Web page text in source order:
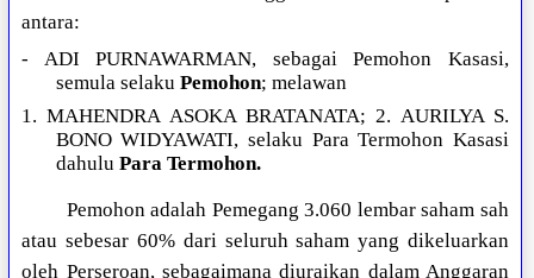
antara:
- ADI PURNAWARMAN, sebagai Pemohon Kasasi,
semula selaku Pemohon; melawan
1. MAHENDRA ASOKA BRATANATA; 2. AURILYA S.
BONO WIDYAWATI, selaku Para Termohon Kasasi
dahulu Para Termohon.
Pemohon adalah Pemegang 3.060 lembar saham sah
atau sebesar 60% dari seluruh saham yang dikeluarkan
oleh Perseroan, sebagaimana diuraikan dalam Anggaran